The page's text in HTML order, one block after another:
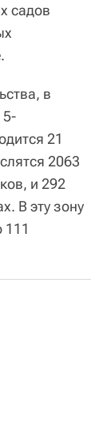
садов
в
5-
21
2063
и 292
В эту зону
111